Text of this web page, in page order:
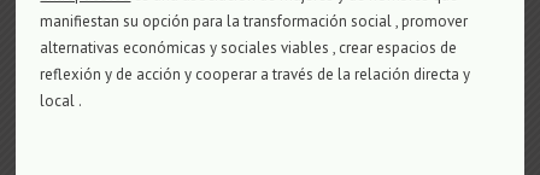
manifiestan su opción para la transformación social , promover
alternativas económicas y sociales viables , crear espacios de
reflexión y de acción y cooperar a través de la relación directa y
local .